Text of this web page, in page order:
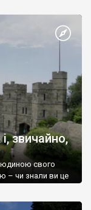
звичайно,
свого
– чи знали ви це